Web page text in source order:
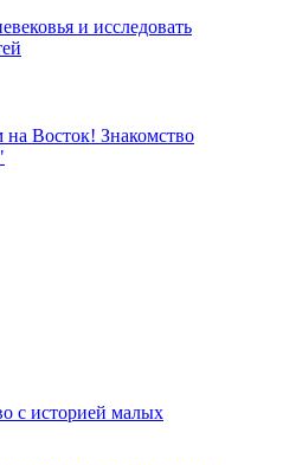
и исследовать
с историей малых